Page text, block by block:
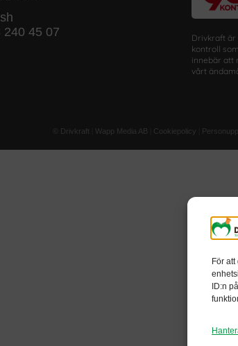
För
ID:n
240 45 07
Drivkraft är
kontroll
innebär att
vårt
© Drivkraft Wapp Media AB Cookiepolicy